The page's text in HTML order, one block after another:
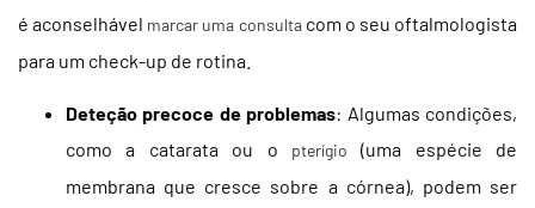
é aconselhável marcar uma consultacom o seu oftalmologista
para um check-up de rotina.
Deteção precoce de problemas: Algumas condições,
como a catarata ou o
pterígio
(uma espécie de
membrana que cresce sobre a córnea), podem ser